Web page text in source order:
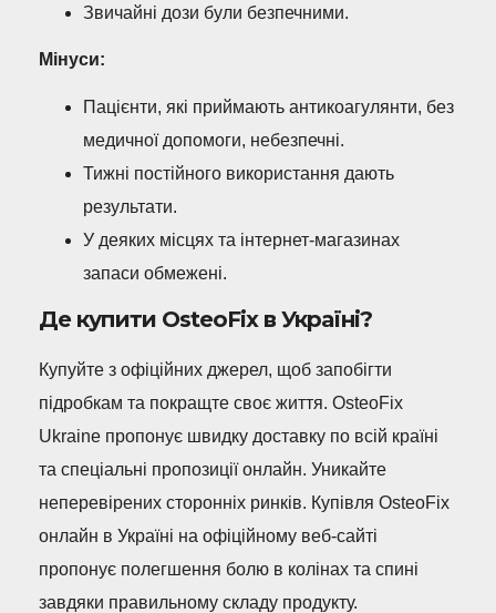
Звичайні дози були безпечними.
Мінуси:
Пацієнти, які приймають антикоагулянти, без
медичної допомоги, небезпечні.
Тижні постійного використання дають
результати.
У деяких місцях та інтернет-магазинах
запаси обмежені.
Де купити OsteoFix в Україні?
Купуйте з офіційних джерел, щоб запобігти
підробкам та покращте своє життя. OsteoFix
Ukraine пропонує швидку доставку по всій країні
та спеціальні пропозиції онлайн. Уникайте
неперевірених сторонніх ринків. Купівля OsteoFix
онлайн в Україні на офіційному веб-сайті
пропонує полегшення болю в колінах та спині
завдяки правильному складу продукту.